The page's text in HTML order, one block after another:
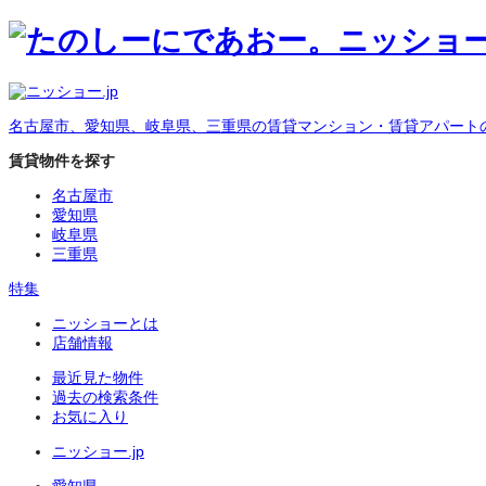
名古屋市、愛知県、岐阜県、三重県の賃貸マンション・賃貸アパート
賃貸物件を探す
名古屋市
愛知県
岐阜県
三重県
特集
ニッショーとは
店舗情報
最近見た物件
過去の検索条件
お気に入り
ニッショー.jp